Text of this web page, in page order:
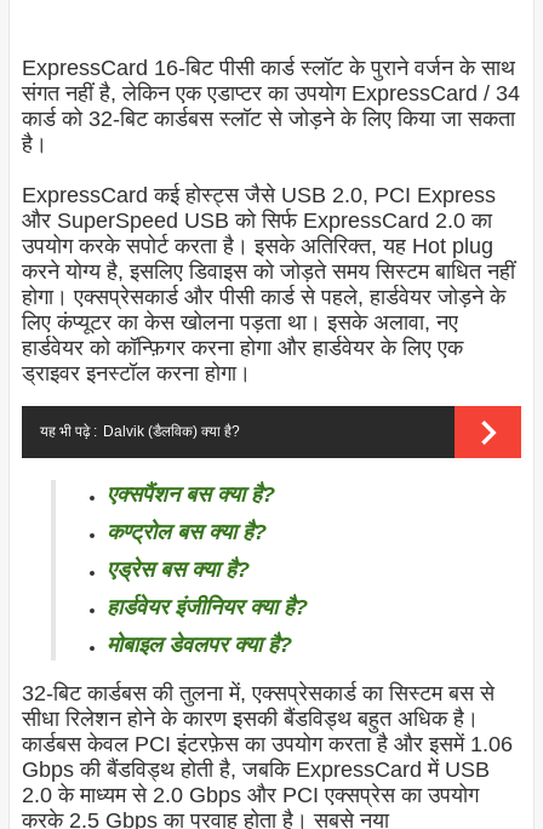
ExpressCard 16-बिट पीसी कार्ड स्लॉट के पुराने वर्जन के साथ
संगत नहीं है, लेकिन एक एडाप्टर का उपयोग ExpressCard / 34
कार्ड को 32-बिट कार्डबस स्लॉट से जोड़ने के लिए किया जा सकता
है।
ExpressCard कई होस्ट्स जैसे USB 2.0, PCI Express
और SuperSpeed ​​USB को सिर्फ ExpressCard 2.0 का
उपयोग करके सपोर्ट करता है। इसके अतिरिक्त, यह Hot plug
करने योग्य है, इसलिए डिवाइस को जोड़ते समय सिस्टम बाधित नहीं
होगा। एक्सप्रेसकार्ड और पीसी कार्ड से पहले, हार्डवेयर जोड़ने के
लिए कंप्यूटर का केस खोलना पड़ता था। इसके अलावा, नए
हार्डवेयर को कॉन्फ़िगर करना होगा और हार्डवेयर के लिए एक
ड्राइवर इनस्टॉल करना होगा।
यह भी पढ़े : Dalvik (डैलविक) क्या है?
एक्सपैंशन बस क्या है?
कण्ट्रोल बस क्या है?
एड्रेस बस क्या है?
हार्डवेयर इंजीनियर क्या है?
मोबाइल डेवलपर क्या है?
32-बिट कार्डबस की तुलना में, एक्सप्रेसकार्ड का सिस्टम बस से
सीधा रिलेशन होने के कारण इसकी बैंडविड्थ बहुत अधिक है।
कार्डबस केवल PCI इंटरफ़ेस का उपयोग करता है और इसमें 1.06
Gbps की बैंडविड्थ होती है, जबकि ExpressCard में USB
2.0 के माध्यम से 2.0 Gbps और PCI एक्सप्रेस का उपयोग
करके 2.5 Gbps का प्रवाह होता है। सबसे नया